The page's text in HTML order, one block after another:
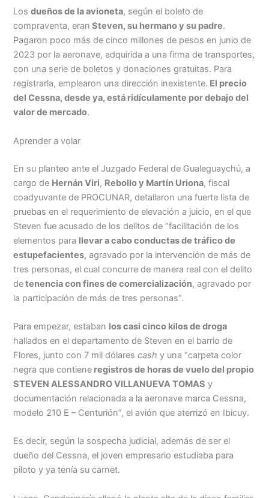
Losdueños de la avioneta, según el boleto de
compraventa, eran Steven, su hermano y su padre.
Pagaron poco más de cinco millones de pesos en junio de
2023 por la aeronave, adquirida a una firma de transportes,
con una serie de boletos y donaciones gratuitas. Para
registrarla, emplearon una dirección inexistente. El precio
del Cessna, desde ya, está ridículamente por debajo del
valor de mercado.
Aprender a volar
En su planteo ante el Juzgado Federal de Gualeguaychú, a
cargo de Hernán Viri, Rebollo y Martín Uriona, fiscal
coadyuvante de PROCUNAR, detallaron una fuerte lista de
pruebas en el requerimiento de elevación a juicio, en el que
Steven fue acusado de los delitos de “facilitación de los
elementos para llevar a cabo conductas de tráfico de
estupefacientes, agravado por la intervención de más de
tres personas, el cual concurre de manera real con el delito
detenencia con fines de comercialización, agravado por
la participación de más de tres personas”.
Para empezar, estaban los casi cinco kilos de droga
hallados en el departamento de Steven en el barrio de
Flores, junto con 7 mil dólares cash y una “carpeta color
negra que contiene registros de horas de vuelo del propio
STEVEN ALESSANDRO VILLANUEVA TOMAS y
documentación relacionada a la aeronave marca Cessna,
modelo 210 E – Centurión”, el avión que aterrizó en Ibicuy.
Es decir, según la sospecha judicial, además de ser el
dueño del Cessna, el joven empresario estudiaba para
piloto y ya tenía su carnet.